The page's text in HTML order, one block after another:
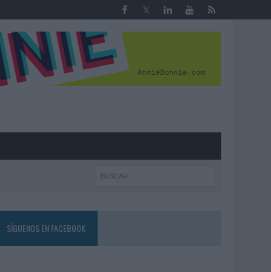
SÍGUENOS EN FACEBOOK